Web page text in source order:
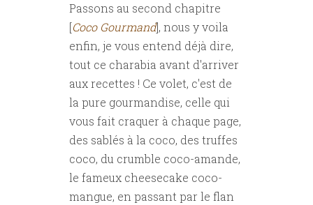
Passons au second chapitre
[Coco Gourmand], nous y voila
enfin, je vous entend déjà dire,
tout ce charabia avant d'arriver
aux recettes ! Ce volet, c'est de
la pure gourmandise, celle qui
vous fait craquer à chaque page,
des sablés à la coco, des truffes
coco, du crumble coco-amande,
le fameux cheesecake coco-
mangue, en passant par le flan